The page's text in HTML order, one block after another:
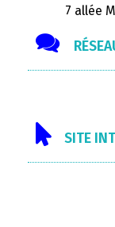
7 allée
SITE